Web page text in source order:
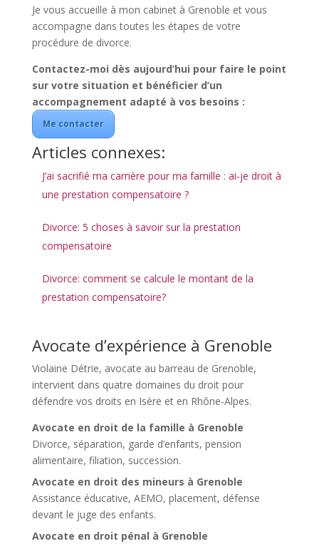
Je vous accueille à mon cabinet à Grenoble et vous
accompagne dans toutes les étapes de votre
procédure de divorce.
Contactez-moi dès aujourd’hui pour faire le point
sur votre situation et bénéficier d’un
accompagnement adapté à vos besoins :
Me contacter
Articles connexes:
J’ai sacrifié ma carrière pour ma famille : ai-je droit à
une prestation compensatoire ?
Divorce: 5 choses à savoir sur la prestation
compensatoire
Divorce: comment se calcule le montant de la
prestation compensatoire?
Avocate d’expérience à Grenoble
Violaine Détrie, avocate au barreau de Grenoble,
intervient dans quatre domaines du droit pour
défendre vos droits en Isère et en Rhône-Alpes.
Avocate en droit de la famille à Grenoble
Divorce, séparation, garde d’enfants, pension
alimentaire, filiation, succession.
Avocate en droit des mineurs à Grenoble
Assistance éducative, AEMO, placement, défense
devant le juge des enfants.
Avocate en droit pénal à Grenoble